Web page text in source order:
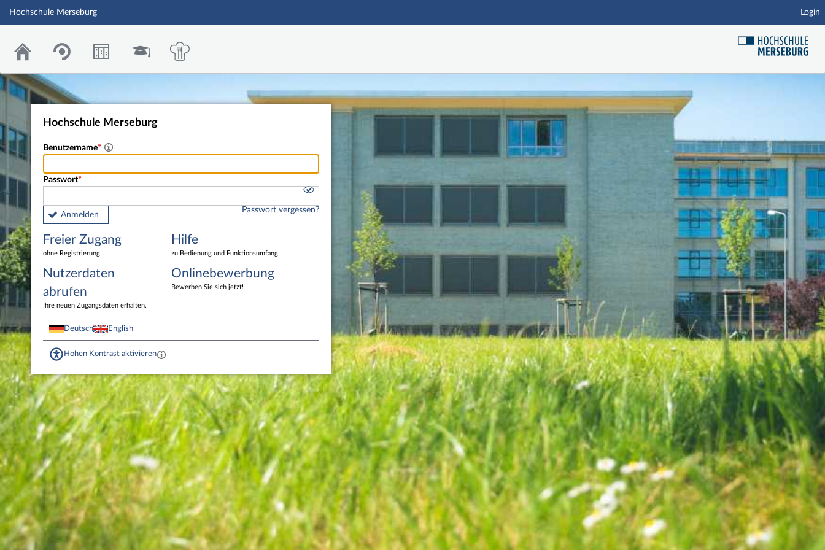
Hauptnavigation
Fußzeile
Hochschule Merseburg Login
Hochschule Merseburg
Benutzername
Passwort
Anmelden
Passwort vergessen?
Freier Zugang
ohne Registrierung
Hilfe
zu Bedienung und Funktionsumfang
Nutzerdaten
abrufen
Ihre neuen Zugangsdaten erhalten.
Onlinebewerbung
Bewerben Sie sich jetzt!
Deutsch English
Hohen Kontrast aktivieren